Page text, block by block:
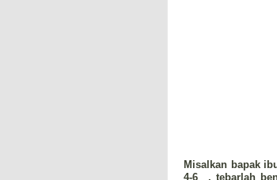
Misalkan bapak
4-6 , tebarlah